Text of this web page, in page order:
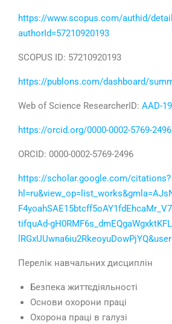
https://www.scopus.com/authid/
authorId=57210920193
SCOPUS ID: 57210920193
https://publons.com/dashboard/
Web of Science ResearcherID: AAD-
https://orcid.org/0000-0002-5769-2496
ORCID: 0000-0002-5769-2496
https://scholar.google.com/citations?
tifquAd-
Перелік навчальних дисциплін
Безпека життєдіяльності
Основи охорони праці
Охорона праці в галузі